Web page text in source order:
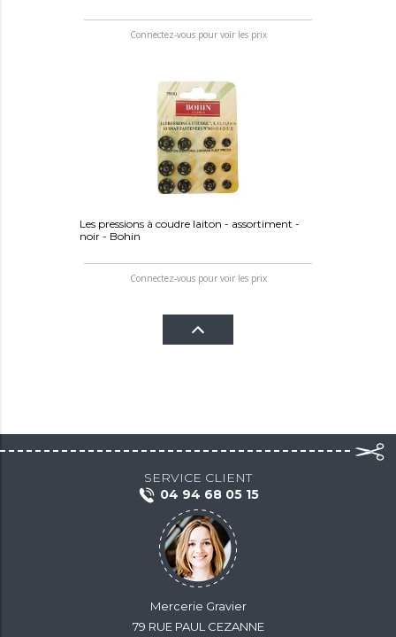
Connectez-vous pour voir les prix
Les pressions à coudre laiton - assortiment -
noir - Bohin
Connectez-vous pour voir les prix
SERVICE CLIENT
04 94 68 05 15
Mercerie Gravier
79 RUE PAUL CEZANNE